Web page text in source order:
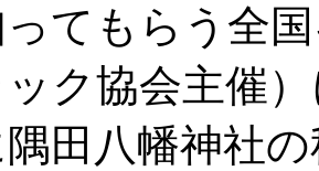
てもらう全
ク協会主催
田八幡神社